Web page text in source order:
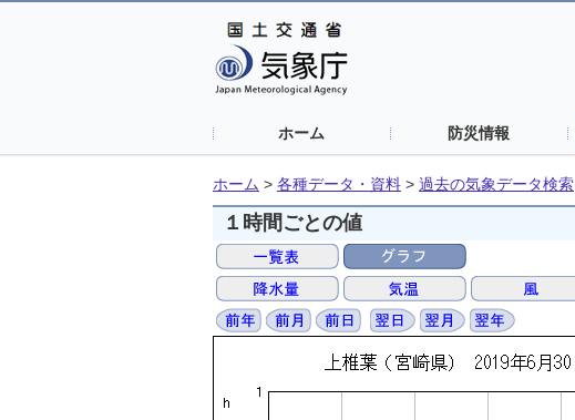
ホーム 防災情報
ホーム > 各種データ・資料 > 過去の気象データ検索
１時間ごとの値